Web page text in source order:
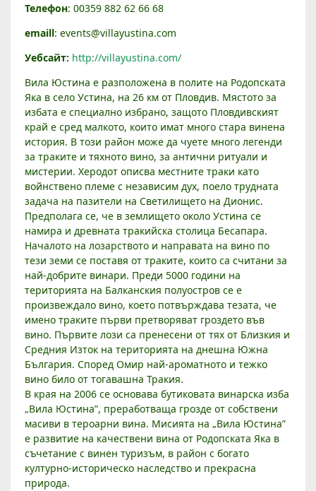
Н
А
Р
С
К
А
И
З
Б
А
„
В
И
Л
А
Ю
С
Т
И
Н
А
“
Телефон: 00359 882 62 66 68
emaill: events@villayustina.com
Уебсайт: http://villayustina.com/
Вила Юстина е разположена в полите на Родопската
Яка в село Устина, на 26 км от Пловдив. Мястото за
избата е специално избрано, защото Пловдивският
край е сред малкото, които имат много стара винена
история. В този район може да чуете много легенди
за траките и тяхното вино, за антични ритуали и
мистерии. Херодот описва местните траки като
войнствено племе с независим дух, поело трудната
задача на пазители на Светилището на Дионис.
Предполага се, че в землището около Устина се
намира и древната тракийска столица Бесапара.
Началото на лозарството и направата на вино по
тези земи се поставя от траките, които са считани за
най-добрите винари. Преди 5000 години на
територията на Балканския полуостров се е
произвеждало вино, което потвърждава тезата, че
имено траките първи претворяват гроздето във
вино. Първите лози са пренесени от тях от Близкия и
Средния Изток на територията на днешна Южна
България. Според Омир най-ароматното и тежко
вино било от тогавашна Тракия.
В края на 2006 се основава бутиковата винарска изба
„Вила Юстина”, преработваща грозде от собствени
масиви в тероарни вина. Мисията на „Вила Юстина”
е развитие на качествени вина от Родопската Яка в
съчетание с винен туризъм, в район с богато
културно-историческо наследство и прекрасна
природа.